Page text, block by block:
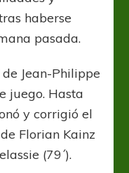
haberse
pasada.
Jean-Philippe
juego. Hasta
y corrigió el
Florian Kainz
(79´).